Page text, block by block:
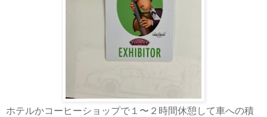
ホテルかコーヒーショップで１〜２時間休憩して車への積